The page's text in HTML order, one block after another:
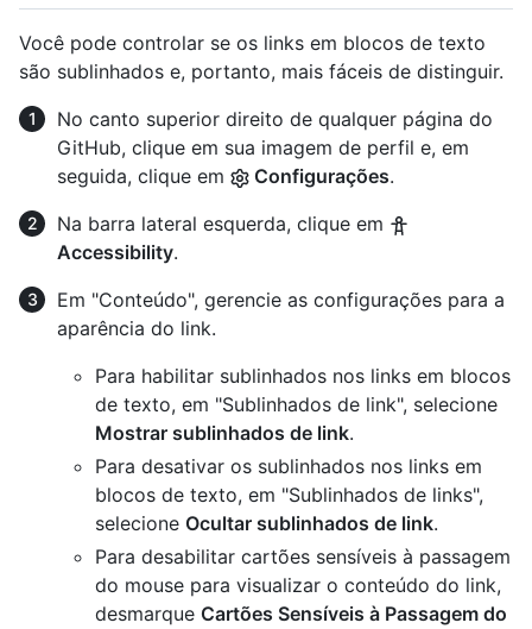
Você pode controlar se os links em blocos de texto
são sublinhados e, portanto, mais fáceis de distinguir.
No canto superior direito de qualquer página do
GitHub, clique em sua imagem de perfil e, em
seguida, clique em
Configurações.
Na barra lateral esquerda, clique em
Accessibility.
Em "Conteúdo", gerencie as configurações para a
aparência do link.
Para habilitar sublinhados nos links em blocos
de texto, em "Sublinhados de link", selecione
Mostrar sublinhados de link.
Para desativar os sublinhados nos links em
blocos de texto, em "Sublinhados de links",
selecione Ocultar sublinhados de link.
Para desabilitar cartões sensíveis à passagem
do mouse para visualizar o conteúdo do link,
desmarque Cartões Sensíveis à Passagem do